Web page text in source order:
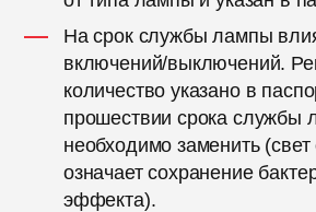
На срок службы лампы
включений/выключений.
количество указано в
прошествии срока службы
необходимо заменить
означает сохранение
эффекта).